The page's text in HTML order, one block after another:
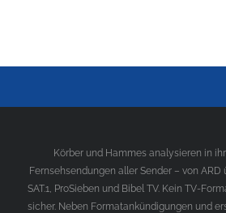
Körber und Hammes analysieren in
Fernsehsendungen aller Sender – von ARD
SAT.1, ProSieben und Bibel TV. Kein TV-
sicher. Neben Formatankündigungen und